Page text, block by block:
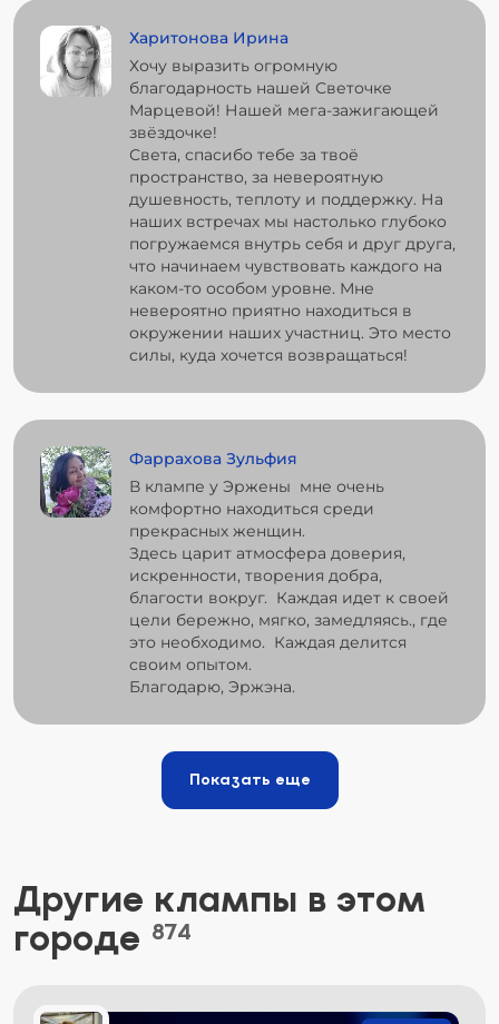
Харитонова Ирина
Хочу выразить огромную
благодарность нашей Светочке
Марцевой! Нашей мега-зажигающей
звёздочке!
Света, спасибо тебе за твоё
пространство, за невероятную
душевность, теплоту и поддержку. На
наших встречах мы настолько глубоко
погружаемся внутрь себя и друг друга,
что начинаем чувствовать каждого на
каком-то особом уровне. Мне
невероятно приятно находиться в
окружении наших участниц. Это место
силы, куда хочется возвращаться!
Фаррахова Зульфия
В клампе у Эржены мне очень
комфортно находиться среди
прекрасных женщин.
Здесь царит атмосфера доверия,
искренности, творения добра,
благости вокруг. Каждая идет к своей
цели бережно, мягко, замедляясь., где
это необходимо. Каждая делится
своим опытом.
Благодарю, Эржэна.
Показать еще
Другие клампы в этом
городе 874